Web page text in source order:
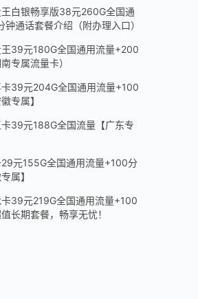
白银畅享版38元260G全国通
通话套餐介绍（附办理入口）
39元180G全国通用流量+200
专属流量卡）
39元204G全国通用流量+100
专属】
39元188G全国流量【广东专
元155G全国通用流量+100分
属】
39元219G全国通用流量+100
长期套餐，畅享无忧！